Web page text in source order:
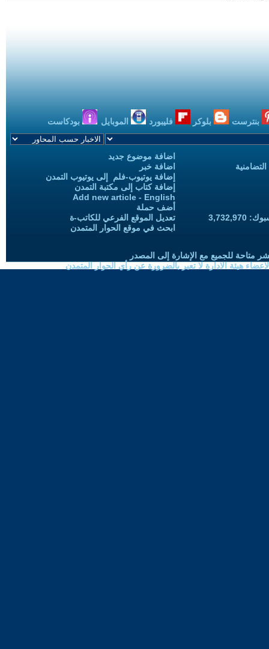
بنترست بلوكر فليبورد الموبايل بودكاست
اضافة موضوع جديد
اضافة خبر
إضافة يوتيوب-فلم إلى يوتيوب التمدن
إضافة كتاب إلى مكتبة التمدن
Add new article - English
أضف حملة
تعديل الموقع الفرعي للكاتب-ة
ابحث في موقع الحوار المتمدن
متاحة للجميع مع الإشارة إلى المصدر
هيئة الادارة لا تعبر بالضرورة عن رأي الحوار المتمدن